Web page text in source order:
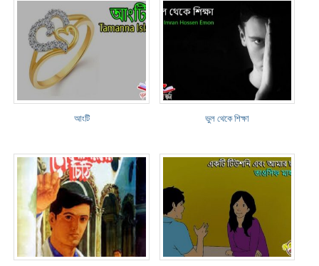
আংটি ভুল থেকে শিক্ষা